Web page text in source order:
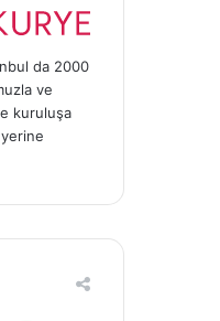
da 2000
ve
kuruluşa
yerine